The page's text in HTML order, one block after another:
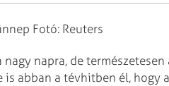
Fotó: Reuters
napra, de
is abban a tévhitben él, hogy